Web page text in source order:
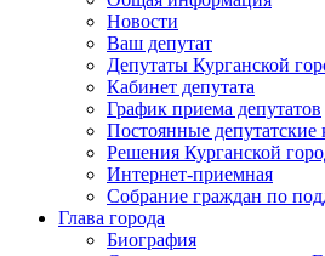
Новости
Ваш депутат
Депутаты Курганской
Кабинет депутата
График приема депутатов
Постоянные депутатские
Решения Курганской
Интернет-приемная
Собрание граждан по
Глава города
Биография